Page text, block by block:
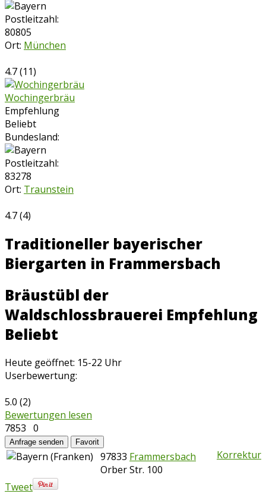
Postleitzahl:
80805
Ort: München
4.7(11)
Wochingerbräu
Empfehlung
Beliebt
Bundesland:
Postleitzahl:
83278
Ort: Traunstein
4.7(4)
Traditioneller bayerischer
Biergarten in Frammersbach
Bräustübl der
Waldschlossbrauerei Empfehlung
Beliebt
Heute geöffnet: 15-22 Uhr
Userbewertung:
5.0 (2)
Bewertungen lesen
7853 0
Anfrage senden Favorit
Korrektur
97833 Frammersbach
Orber Str. 100
Tweet